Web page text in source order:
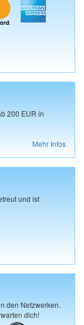
200 EUR in
Mehr Infos
und ist
den Netzwerken.
dich!